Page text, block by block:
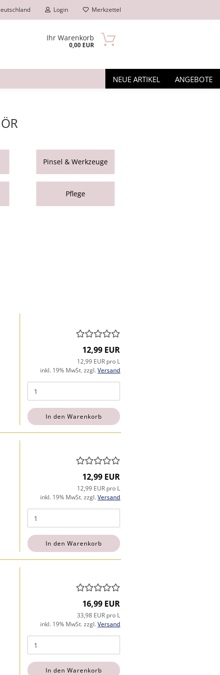
Login Merkzettel
Ihr Warenkorb
0,00 EUR
NEUE ARTIKEL ANGEBOTE
Pinsel & Werkzeuge
Pflege
12,99 EUR
12,99 EUR pro L
inkl. 19% MwSt. zzgl.Versand
In den Warenkorb
12,99 EUR
12,99 EUR pro L
inkl. 19% MwSt. zzgl.Versand
In den Warenkorb
16,99 EUR
33,98 EUR pro L
inkl. 19% MwSt. zzgl.Versand
In den Warenkorb